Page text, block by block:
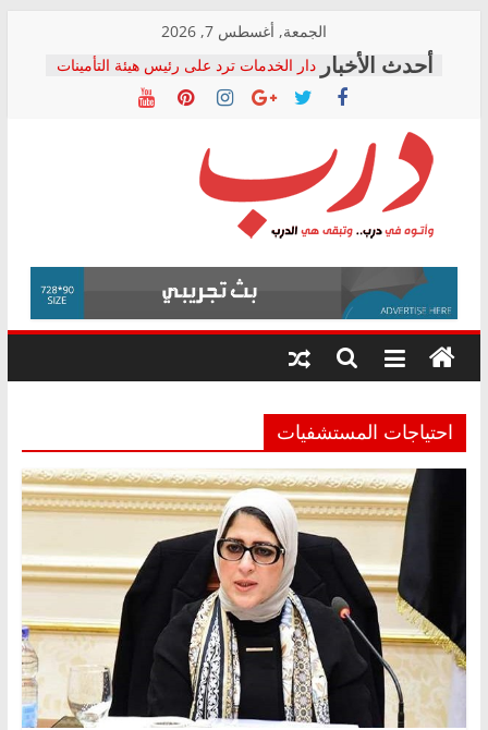
content
الجمعة, أغسطس 7, 2026
دار الخدمات ترد على رئيس هيئة التأمينات
بعد مؤتمره الصحفي: إنكار الأزمة لا ينهي
معاناة أصحاب المعاشات.. ونطالب بكشف
فرحات سليمان يكتب: القطاع الصحي إلى
أين؟
حزب التحالف الشعبي يطلق لجنة “الحق
في الصحة” بالإسكندرية لرصد الانتهاكات
ودعم المرضى
الوزاري لمدينة الصحفيين.. وانتهاء أعمال
إنشاء المبنى الإداري
المجلس القومي لحقوق الإنسان يعلن
متابعة قضية الدكتور محمد زهران.. ويؤكد:
قرينة البراءة وضمانات المحاكمة العادلة
درب
وأتوه
درب..
وتبقى
هي
احتياجات المستشفيات